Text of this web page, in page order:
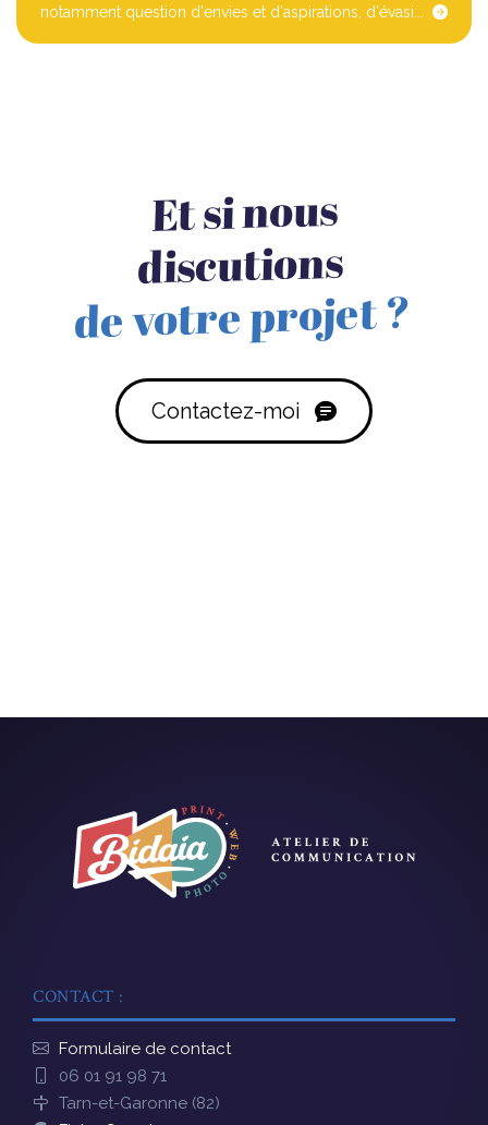
notamment question d'envies et d'aspirations, d'évasi...
Et si nous
discutions
de votre projet ?
Contactez-moi
CONTACT :
Formulaire de contact
06 01 91 98 71
Tarn-et-Garonne (82)